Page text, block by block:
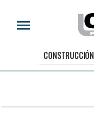
CONSTRUCCIÓN